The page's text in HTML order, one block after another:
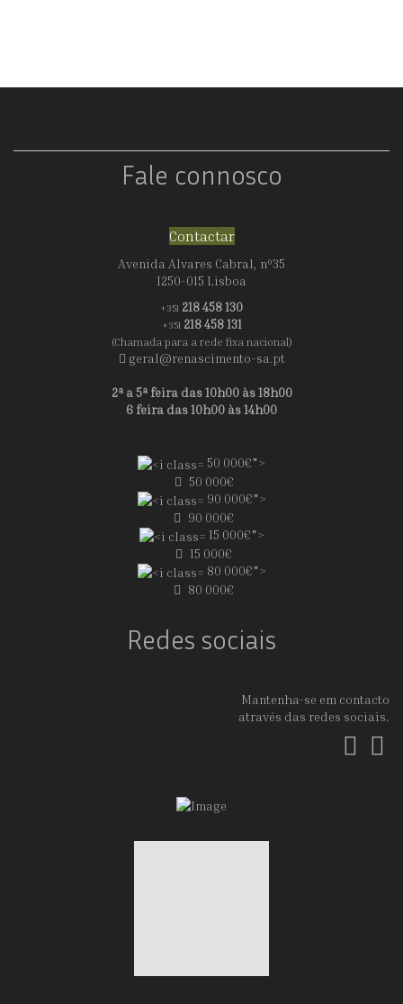
Fale connosco
Contactar
Avenida Alvares Cabral, nº35
1250-015 Lisboa
+351 218 458 130
+351 218 458 131
(Chamada para a rede fixa nacional)
geral@renascimento-sa.pt
2ª a 5ª feira das 10h00 às 18h00
6 feira das 10h00 às 14h00
50 000€">
50 000€
90 000€">
90 000€
15 000€">
15 000€
80 000€">
80 000€
Redes sociais
Mantenha-se em contacto
através das redes sociais.